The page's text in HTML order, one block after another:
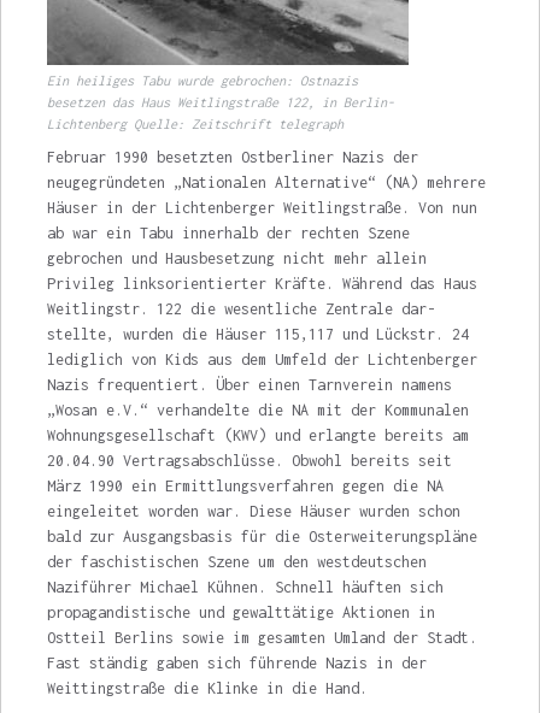
Ein heiliges Tabu wurde gebrochen: Ostnazis
besetzen das Haus Weitlingstraße 122, in Berlin-
Lichtenberg Quelle: Zeitschrift telegraph
Februar 1990 besetzten Ostberliner Nazis der
neugegründeten „Nationalen Alter­native“ (NA) mehrere
Häuser in der Lichten­berger Weitlingstraße. Von nun
ab war ein Tabu innerhalb der rechten Szene
gebrochen und Hausbesetzung nicht mehr allein
Privileg links­orientierter Kräfte. Während das Haus
Weitlingstr. 122 die wesentliche Zentrale dar­
stellte, wurden die Häuser 115,117 und Lückstr. 24
lediglich von Kids aus dem Umfeld der Lichtenberger
Nazis frequentiert. Über einen Tarnverein namens
„Wosan e.V.“ verhandelte die NA mit der Kommunalen
Wohnungs­gesellschaft (KWV) und erlangte bereits am
20.04.90 Vertragsabschlüsse. Obwohl bereits seit
März 1990 ein Ermittlungsverfahren gegen die NA
eingeleitet worden war. Diese Häuser wurden schon
bald zur Ausgangsbasis für die Osterweiterungspläne
der faschistischen Sze­ne um den westdeutschen
Naziführer Michael Kühnen. Schnell häuften sich
propagandisti­sche und gewalttätige Aktionen in
Ostteil Ber­lins sowie im gesamten Umland der Stadt.
Fast ständig gaben sich führende Nazis in der
Weittingstraße die Klinke in die Hand.